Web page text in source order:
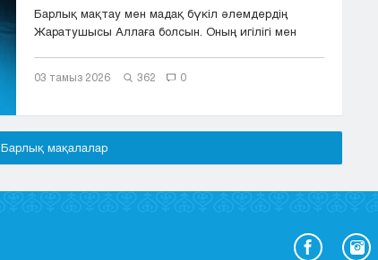
Барлық мақтау мен мадақ бүкіл әлемдердің
Жаратушысы Аллаға болсын. Оның игілігі мен
03 тамыз 2026 362 0
Барлық мақалалар